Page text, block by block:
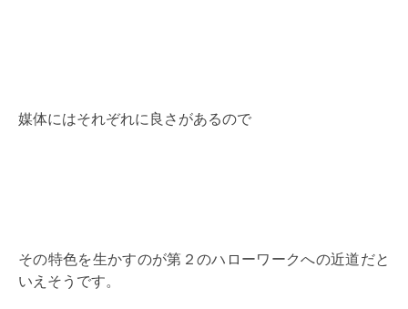
媒体にはそれぞれに良さがあるので
その特色を生かすのが第２のハローワークへの近道だと
いえそうです。